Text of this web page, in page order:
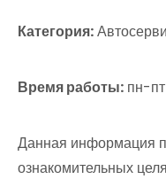
Категория:
Время работы: пн-
Данная информация
ознакомительных